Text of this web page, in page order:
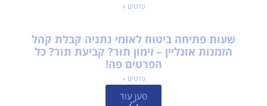
פרטים »
שעות פתיחה ביטוח לאומי נתניה קבלת קהל
הזמנות אונליין – זימון תור? קביעת תור? כל
הפרטים פה!
פרטים »
טען עוד